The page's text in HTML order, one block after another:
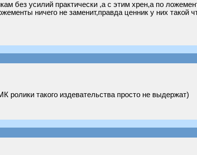
без усилий практически ,а с этим хрен,а по
ничего не заменит,правда ценник у них такой
такого издевательства просто не выдержат)